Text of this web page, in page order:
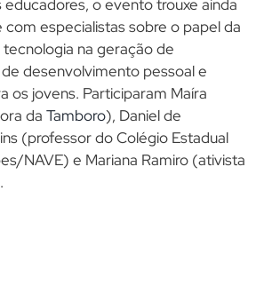
educadores, o evento trouxe ainda
especialistas sobre o papel da
na geração de
desenvolvimento pessoal e
os jovens. Participaram Maíra
da Tamboro), Daniel de
(professor do Colégio Estadual
NAVE) e Mariana Ramiro (ativista